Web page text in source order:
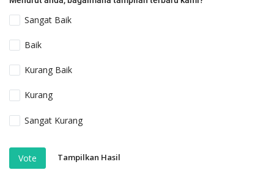
Sangat Baik
Baik
Kurang Baik
Kurang
Sangat Kurang
Vote Tampilkan Hasil